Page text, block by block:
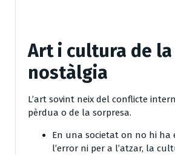
Art i cultura de la
nostàlgia
L’art sovint neix del conflicte
pèrdua o de la sorpresa.
En una societat on no hi ha
l’error ni per a l’atzar, la